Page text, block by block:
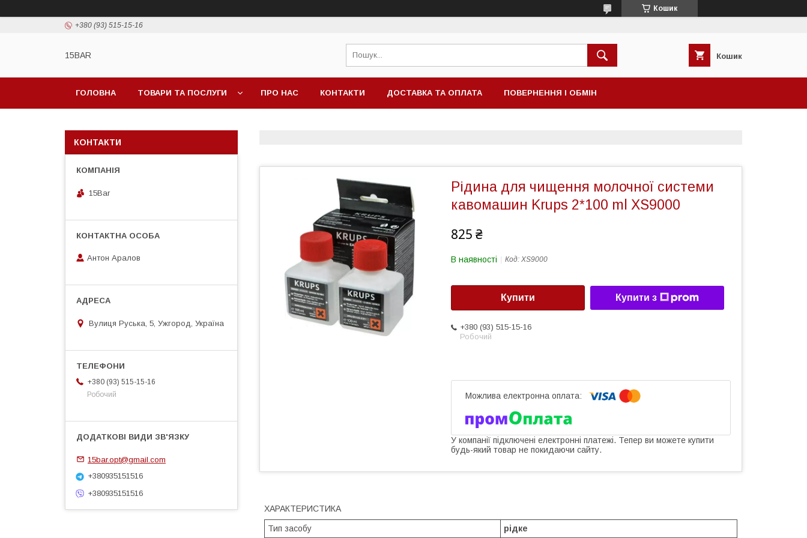
Кошик
+380 (93) 515-15-16
15BAR Кошик
ГОЛОВНА ТОВАРИ ТА ПОСЛУГИ ПРО НАС КОНТАКТИ ДОСТАВКА ТА ОПЛАТА ПОВЕРНЕННЯ І ОБМІН
Рідина для чищення молочної системи
кавомашин Krups 2*100 ml XS9000
825 ₴
В наявності Код: XS9000
Купити Купити з
+380 (93) 515-15-16
Робочий
У компанії підключені електронні платежі. Тепер ви можете купити
будь-який товар не покидаючи сайту.
ХАРАКТЕРИСТИКА
Тип засобу
рідке
КОНТАКТИ
15Bar
Антон Аралов
Вулиця Руська, 5, Ужгород, Україна
+380 (93) 515-15-16
Робочий
15bar.opt@gmail.com
+380935151516
+380935151516